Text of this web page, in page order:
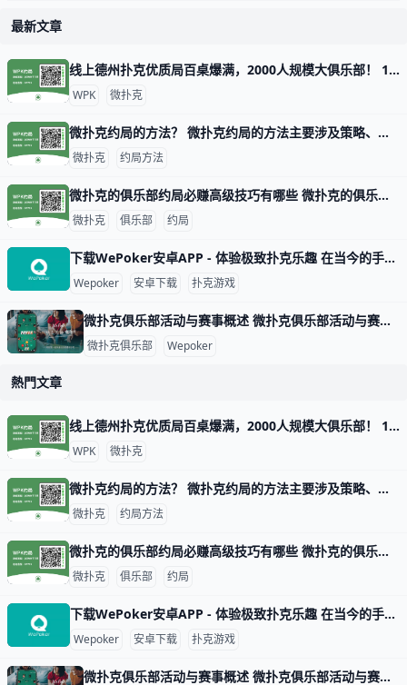
最新文章
线上德州扑克优质局百桌爆满，2000人规模大俱乐部！ 1. 什么是《微扑克》wepoker俱乐部？ 《微扑克》wepoker俱乐部是一个规模达2000人的线上德州扑克俱乐部，提供优质的游戏体验。 2. WP
WPK 微扑克
微扑克约局的方法？ 微扑克约局的方法主要涉及策略、数据分析和心理战等多个方面。以下是一些关键的技巧和策略，帮助玩家在微扑克中取得更好的成绩。 微扑克的基本原理 微扑
微扑克 约局方法
微扑克的俱乐部约局必赚高级技巧有哪些 微扑克的俱乐部约局必赚高级技巧有哪些，玩微扑克俱乐部人一定要知道的高级技巧主要集中在策略、心理战和对手分析等方面。以下是一些有效的高级技巧，
微扑克 俱乐部 约局
下载WePoker安卓APP - 体验极致扑克乐趣 在当今的手机游戏市场中，WePoker以其丰富的扑克游戏玩法和优质的用户体验而备受欢迎。本文将为您详细介绍如何安全、便捷地下载WePoker
Wepoker 安卓下载 扑克游戏
微扑克俱乐部活动与赛事概述 微扑克俱乐部活动与赛事概述 微扑克俱乐部（Wepoker）是一个专注于扑克游戏的在线平台，致力于为会员提供丰富多样的活动和赛事。这些活动不仅包
微扑克俱乐部 Wepoker
熱門文章
线上德州扑克优质局百桌爆满，2000人规模大俱乐部！ 1. 什么是《微扑克》wepoker俱乐部？ 《微扑克》wepoker俱乐部是一个规模达2000人的线上德州扑克俱乐部，提供优质的游戏体验。 2. WP
WPK 微扑克
微扑克约局的方法？ 微扑克约局的方法主要涉及策略、数据分析和心理战等多个方面。以下是一些关键的技巧和策略，帮助玩家在微扑克中取得更好的成绩。 微扑克的基本原理 微扑
微扑克 约局方法
微扑克的俱乐部约局必赚高级技巧有哪些 微扑克的俱乐部约局必赚高级技巧有哪些，玩微扑克俱乐部人一定要知道的高级技巧主要集中在策略、心理战和对手分析等方面。以下是一些有效的高级技巧，
微扑克 俱乐部 约局
下载WePoker安卓APP - 体验极致扑克乐趣 在当今的手机游戏市场中，WePoker以其丰富的扑克游戏玩法和优质的用户体验而备受欢迎。本文将为您详细介绍如何安全、便捷地下载WePoker
Wepoker 安卓下载 扑克游戏
微扑克俱乐部活动与赛事概述 微扑克俱乐部活动与赛事概述 微扑克俱乐部（Wepoker）是一个专注于扑克游戏的在线平台，致力于为会员提供丰富多样的活动和赛事。这些活动不仅包